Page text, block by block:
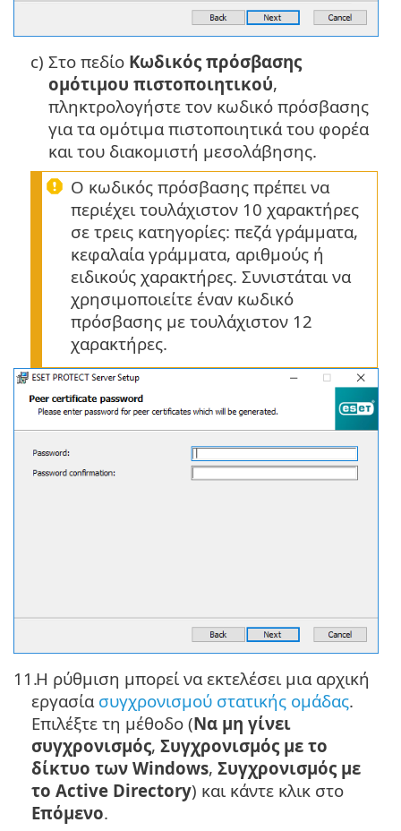
c) Στο πεδίο Κωδικός πρόσβασης
ομότιμου πιστοποιητικού,
πληκτρολογήστε τον κωδικό πρόσβασης
για τα ομότιμα πιστοποιητικά του φορέα
και του διακομιστή μεσολάβησης.
Ο κωδικός πρόσβασης πρέπει να
περιέχει τουλάχιστον 10 χαρακτήρες
σε τρεις κατηγορίες: πεζά γράμματα,
κεφαλαία γράμματα, αριθμούς ή
ειδικούς χαρακτήρες. Συνιστάται να
χρησιμοποιείτε έναν κωδικό
πρόσβασης με τουλάχιστον 12
χαρακτήρες.
11.Η ρύθμιση μπορεί να εκτελέσει μια αρχική
εργασία συγχρονισμού στατικής ομάδας.
Επιλέξτε τη μέθοδο (Να μη γίνει
συγχρονισμός, Συγχρονισμός με το
δίκτυο των Windows, Συγχρονισμός με
το Active Directory) και κάντε κλικ στο
Επόμενο.